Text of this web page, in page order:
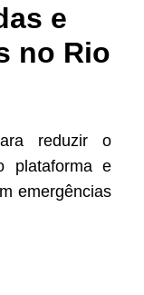
e
no Rio
reduzir o
plataforma e
emergências